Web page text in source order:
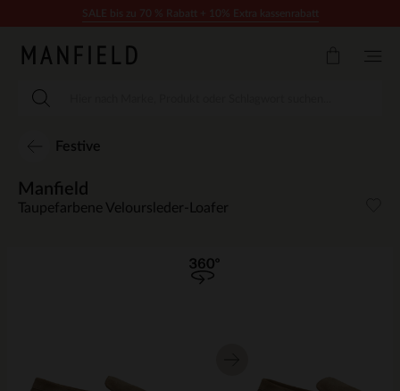
Festive
Manfield
Taupefarbene Veloursleder-Loafer